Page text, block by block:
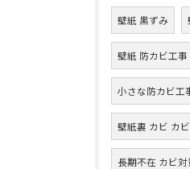
壁紙 黒ずみ
壁紙 防カビ工
小さな防カビ工
壁紙裏 カビ カ
長期不在 カビ対